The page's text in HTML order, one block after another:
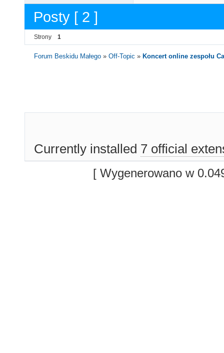
Posty [ 2 ]
Strony 1
Forum Beskidu Małego »Off-Topic » Koncert online zespołu
Currently installed 7 official
[ Wygenerowano w